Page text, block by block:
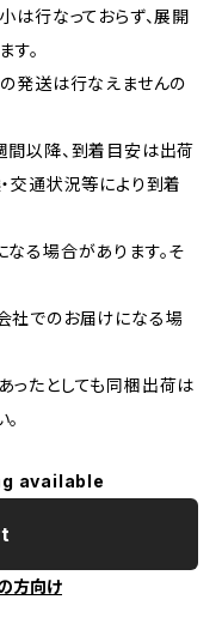
は行なっておらず、展開
す。
発送は行なえませんの
以降、到着目安は出荷
交通状況等により到着
る場合があります。そ
社でのお届けになる場
ったとしても同梱出荷は
available
方向け